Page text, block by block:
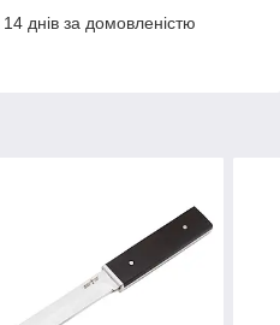
днів за домовленістю